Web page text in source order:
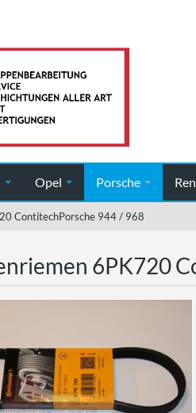
Opel Porsche
ContitechPorsche 944 / 968
6PK720